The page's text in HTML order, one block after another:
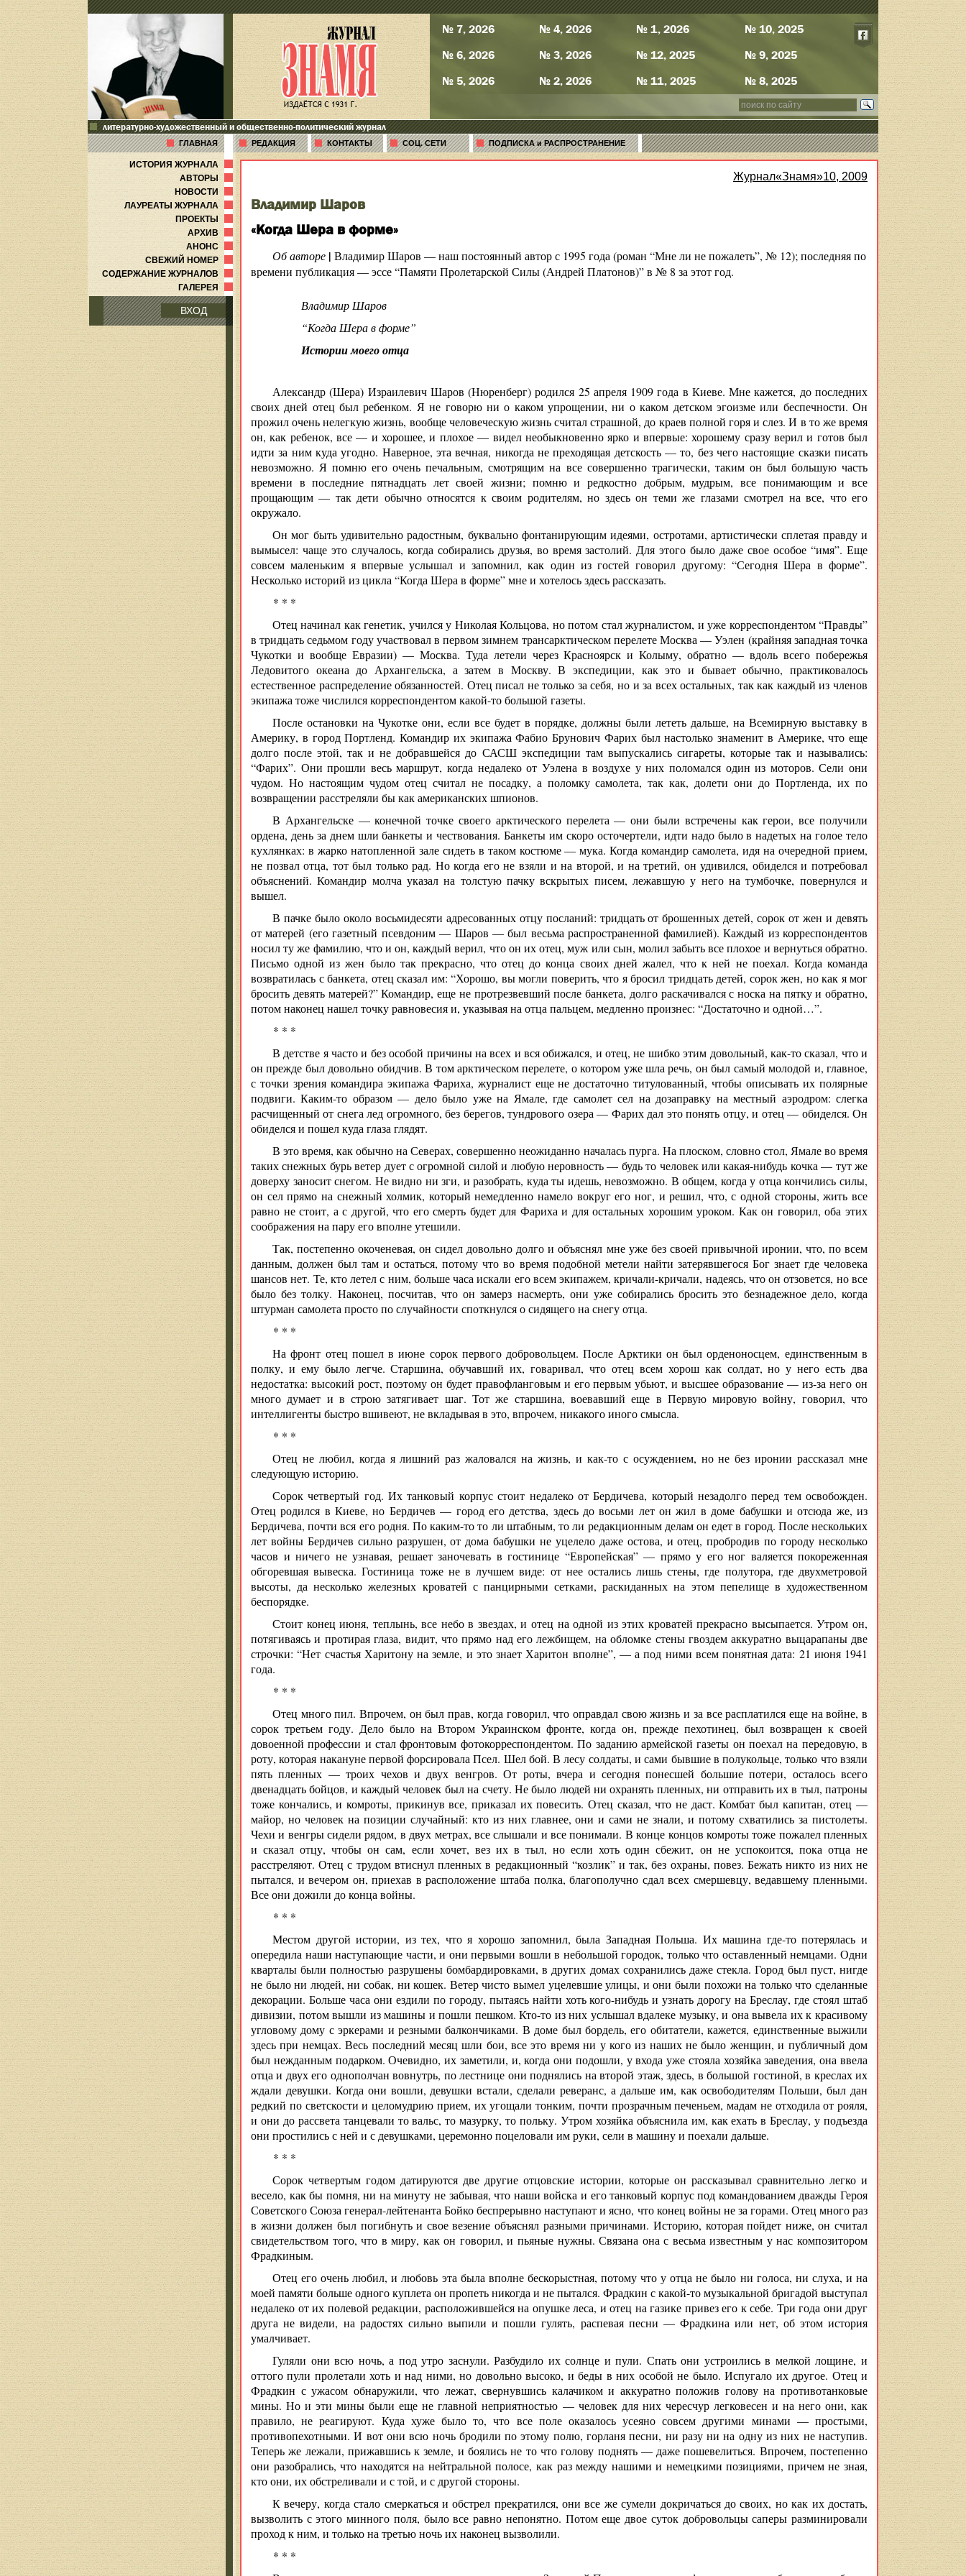
№ 7, 2026
№ 6, 2026
№ 5, 2026
№ 4, 2026
№ 3, 2026
№ 2, 2026
№ 1, 2026
№ 12, 2025
№ 11, 2025
№ 10, 2025
№ 9, 2025
№ 8, 2025
литературно-художественный и общественно-политический журнал
ГЛАВНАЯ РЕДАКЦИЯ КОНТАКТЫ СОЦ. СЕТИ ПОДПИСКА и РАСПРОСТРАНЕНИЕ
ИСТОРИЯ ЖУРНАЛА
АВТОРЫ
НОВОСТИ
ЛАУРЕАТЫ ЖУРНАЛА
ПРОЕКТЫ
АРХИВ
АНОНС
СВЕЖИЙ НОМЕР
СОДЕРЖАНИЕ ЖУРНАЛОВ
ГАЛЕРЕЯ
ВХОД
Журнал«Знамя»10, 2009
Владимир Шаров
«Когда Шера в форме»
Об авторе | Владимир Шаров — наш постоянный автор с 1995 года (роман “Мне ли не пожалеть”, № 12); последняя по
времени публикация — эссе “Памяти Пролетарской Силы (Андрей Платонов)” в № 8 за этот год.
Владимир Шаров
“Когда Шера в форме”
Истории моего отца
Александр (Шера) Израилевич Шаров (Нюренберг) родился 25 апреля 1909 года в Киеве. Мне кажется, до последних
своих дней отец был ребенком. Я не говорю ни о каком упрощении, ни о каком детском эгоизме или беспечности. Он
прожил очень нелегкую жизнь, вообще человеческую жизнь считал страшной, до краев полной горя и слез. И в то же время
он, как ребенок, все — и хорошее, и плохое — видел необыкновенно ярко и впервые: хорошему сразу верил и готов был
идти за ним куда угодно. Наверное, эта вечная, никогда не преходящая детскость — то, без чего настоящие сказки писать
невозможно. Я помню его очень печальным, смотрящим на все совершенно трагически, таким он был большую часть
времени в последние пятнадцать лет своей жизни; помню и редкостно добрым, мудрым, все понимающим и все
прощающим — так дети обычно относятся к своим родителям, но здесь он теми же глазами смотрел на все, что его
окружало.
Он мог быть удивительно радостным, буквально фонтанирующим идеями, остротами, артистически сплетая правду и
вымысел: чаще это случалось, когда собирались друзья, во время застолий. Для этого было даже свое особое “имя”. Еще
совсем маленьким я впервые услышал и запомнил, как один из гостей говорил другому: “Сегодня Шера в форме”.
Несколько историй из цикла “Когда Шера в форме” мне и хотелось здесь рассказать.
* * *
Отец начинал как генетик, учился у Николая Кольцова, но потом стал журналистом, и уже корреспондентом “Правды”
в тридцать седьмом году участвовал в первом зимнем трансарктическом перелете Москва — Уэлен (крайняя западная точка
Чукотки и вообще Евразии) — Москва. Туда летели через Красноярск и Колыму, обратно — вдоль всего побережья
Ледовитого океана до Архангельска, а затем в Москву. В экспедиции, как это и бывает обычно, практиковалось
естественное распределение обязанностей. Отец писал не только за себя, но и за всех остальных, так как каждый из членов
экипажа тоже числился корреспондентом какой-то большой газеты.
После остановки на Чукотке они, если все будет в порядке, должны были лететь дальше, на Всемирную выставку в
Америку, в город Портленд. Командир их экипажа Фабио Брунович Фарих был настолько знаменит в Америке, что еще
долго после этой, так и не добравшейся до САСШ экспедиции там выпускались сигареты, которые так и назывались:
“Фарих”. Они прошли весь маршрут, когда недалеко от Уэлена в воздухе у них поломался один из моторов. Сели они
чудом. Но настоящим чудом отец считал не посадку, а поломку самолета, так как, долети они до Портленда, их по
возвращении расстреляли бы как американских шпионов.
В Архангельске — конечной точке своего арктического перелета — они были встречены как герои, все получили
ордена, день за днем шли банкеты и чествования. Банкеты им скоро осточертели, идти надо было в надетых на голое тело
кухлянках: в жарко натопленной зале сидеть в таком костюме — мука. Когда командир самолета, идя на очередной прием,
не позвал отца, тот был только рад. Но когда его не взяли и на второй, и на третий, он удивился, обиделся и потребовал
объяснений. Командир молча указал на толстую пачку вскрытых писем, лежавшую у него на тумбочке, повернулся и
вышел.
В пачке было около восьмидесяти адресованных отцу посланий: тридцать от брошенных детей, сорок от жен и девять
от матерей (его газетный псевдоним — Шаров — был весьма распространенной фамилией). Каждый из корреспондентов
носил ту же фамилию, что и он, каждый верил, что он их отец, муж или сын, молил забыть все плохое и вернуться обратно.
Письмо одной из жен было так прекрасно, что отец до конца своих дней жалел, что к ней не поехал. Когда команда
возвратилась с банкета, отец сказал им: “Хорошо, вы могли поверить, что я бросил тридцать детей, сорок жен, но как я мог
бросить девять матерей?” Командир, еще не протрезвевший после банкета, долго раскачивался с носка на пятку и обратно,
потом наконец нашел точку равновесия и, указывая на отца пальцем, медленно произнес: “Достаточно и одной…”.
* * *
В детстве я часто и без особой причины на всех и вся обижался, и отец, не шибко этим довольный, как-то сказал, что и
он прежде был довольно обидчив. В том арктическом перелете, о котором уже шла речь, он был самый молодой и, главное,
с точки зрения командира экипажа Фариха, журналист еще не достаточно титулованный, чтобы описывать их полярные
подвиги. Каким-то образом — дело было уже на Ямале, где самолет сел на дозаправку на местный аэродром: слегка
расчищенный от снега лед огромного, без берегов, тундрового озера — Фарих дал это понять отцу, и отец — обиделся. Он
обиделся и пошел куда глаза глядят.
В это время, как обычно на Северах, совершенно неожиданно началась пурга. На плоском, словно стол, Ямале во время
таких снежных бурь ветер дует с огромной силой и любую неровность — будь то человек или какая-нибудь кочка — тут же
доверху заносит снегом. Не видно ни зги, и разобрать, куда ты идешь, невозможно. В общем, когда у отца кончились силы,
он сел прямо на снежный холмик, который немедленно намело вокруг его ног, и решил, что, с одной стороны, жить все
равно не стоит, а с другой, что его смерть будет для Фариха и для остальных хорошим уроком. Как он говорил, оба этих
соображения на пару его вполне утешили.
Так, постепенно окоченевая, он сидел довольно долго и объяснял мне уже без своей привычной иронии, что, по всем
данным, должен был там и остаться, потому что во время подобной метели найти затерявшегося Бог знает где человека
шансов нет. Те, кто летел с ним, больше часа искали его всем экипажем, кричали-кричали, надеясь, что он отзовется, но все
было без толку. Наконец, посчитав, что он замерз насмерть, они уже собирались бросить это безнадежное дело, когда
штурман самолета просто по случайности споткнулся о сидящего на снегу отца.
* * *
На фронт отец пошел в июне сорок первого добровольцем. После Арктики он был орденоносцем, единственным в
полку, и ему было легче. Старшина, обучавший их, говаривал, что отец всем хорош как солдат, но у него есть два
недостатка: высокий рост, поэтому он будет правофланговым и его первым убьют, и высшее образование — из-за него он
много думает и в строю затягивает шаг. Тот же старшина, воевавший еще в Первую мировую войну, говорил, что
интеллигенты быстро вшивеют, не вкладывая в это, впрочем, никакого иного смысла.
* * *
Отец не любил, когда я лишний раз жаловался на жизнь, и как-то с осуждением, но не без иронии рассказал мне
следующую историю.
Сорок четвертый год. Их танковый корпус стоит недалеко от Бердичева, который незадолго перед тем освобожден.
Отец родился в Киеве, но Бердичев — город его детства, здесь до восьми лет он жил в доме бабушки и отсюда же, из
Бердичева, почти вся его родня. По каким-то то ли штабным, то ли редакционным делам он едет в город. После нескольких
лет войны Бердичев сильно разрушен, от дома бабушки не уцелело даже остова, и отец, пробродив по городу несколько
часов и ничего не узнавая, решает заночевать в гостинице “Европейская” — прямо у его ног валяется покореженная
обгоревшая вывеска. Гостиница тоже не в лучшем виде: от нее остались лишь стены, где полутора, где двухметровой
высоты, да несколько железных кроватей с панцирными сетками, раскиданных на этом пепелище в художественном
беспорядке.
Стоит конец июня, теплынь, все небо в звездах, и отец на одной из этих кроватей прекрасно высыпается. Утром он,
потягиваясь и протирая глаза, видит, что прямо над его лежбищем, на обломке стены гвоздем аккуратно выцарапаны две
строчки: “Нет счастья Харитону на земле, и это знает Харитон вполне”, — а под ними всем понятная дата: 21 июня 1941
года.
* * *
Отец много пил. Впрочем, он был прав, когда говорил, что оправдал свою жизнь и за все расплатился еще на войне, в
сорок третьем году. Дело было на Втором Украинском фронте, когда он, прежде пехотинец, был возвращен к своей
довоенной профессии и стал фронтовым фотокорреспондентом. По заданию армейской газеты он поехал на передовую, в
роту, которая накануне первой форсировала Псел. Шел бой. В лесу солдаты, и сами бывшие в полукольце, только что взяли
пять пленных — троих чехов и двух венгров. От роты, вчера и сегодня понесшей большие потери, осталось всего
двенадцать бойцов, и каждый человек был на счету. Не было людей ни охранять пленных, ни отправить их в тыл, патроны
тоже кончались, и комроты, прикинув все, приказал их повесить. Отец сказал, что не даст. Комбат был капитан, отец —
майор, но человек на позиции случайный: кто из них главнее, они и сами не знали, и потому схватились за пистолеты.
Чехи и венгры сидели рядом, в двух метрах, все слышали и все понимали. В конце концов комроты тоже пожалел пленных
и сказал отцу, чтобы он сам, если хочет, вез их в тыл, но если хоть один сбежит, он не успокоится, пока отца не
расстреляют. Отец с трудом втиснул пленных в редакционный “козлик” и так, без охраны, повез. Бежать никто из них не
пытался, и вечером он, приехав в расположение штаба полка, благополучно сдал всех смершевцу, ведавшему пленными.
Все они дожили до конца войны.
* * *
Местом другой истории, из тех, что я хорошо запомнил, была Западная Польша. Их машина где-то потерялась и
опередила наши наступающие части, и они первыми вошли в небольшой городок, только что оставленный немцами. Одни
кварталы были полностью разрушены бомбардировками, в других домах сохранились даже стекла. Город был пуст, нигде
не было ни людей, ни собак, ни кошек. Ветер чисто вымел уцелевшие улицы, и они были похожи на только что сделанные
декорации. Больше часа они ездили по городу, пытаясь найти хоть кого-нибудь и узнать дорогу на Бреслау, где стоял штаб
дивизии, потом вышли из машины и пошли пешком. Кто-то из них услышал вдалеке музыку, и она вывела их к красивому
угловому дому с эркерами и резными балкончиками. В доме был бордель, его обитатели, кажется, единственные выжили
здесь при немцах. Весь последний месяц шли бои, все это время ни у кого из наших не было женщин, и публичный дом
был нежданным подарком. Очевидно, их заметили, и, когда они подошли, у входа уже стояла хозяйка заведения, она ввела
отца и двух его однополчан вовнутрь, по лестнице они поднялись на второй этаж, здесь, в большой гостиной, в креслах их
ждали девушки. Когда они вошли, девушки встали, сделали реверанс, а дальше им, как освободителям Польши, был дан
редкий по светскости и целомудрию прием, их угощали тонким, почти прозрачным печеньем, мадам не отходила от рояля,
и они до рассвета танцевали то вальс, то мазурку, то польку. Утром хозяйка объяснила им, как ехать в Бреслау, у подъезда
они простились с ней и с девушками, церемонно поцеловали им руки, сели в машину и поехали дальше.
* * *
Сорок четвертым годом датируются две другие отцовские истории, которые он рассказывал сравнительно легко и
весело, как бы помня, ни на минуту не забывая, что наши войска и его танковый корпус под командованием дважды Героя
Советского Союза генерал-лейтенанта Бойко беспрерывно наступают и ясно, что конец войны не за горами. Отец много раз
в жизни должен был погибнуть и свое везение объяснял разными причинами. Историю, которая пойдет ниже, он считал
свидетельством того, что в миру, как он говорил, и пьяные нужны. Связана она с весьма известным у нас композитором
Фрадкиным.
Отец его очень любил, и любовь эта была вполне бескорыстная, потому что у отца не было ни голоса, ни слуха, и на
моей памяти больше одного куплета он пропеть никогда и не пытался. Фрадкин с какой-то музыкальной бригадой выступал
недалеко от их полевой редакции, расположившейся на опушке леса, и отец на газике привез его к себе. Три года они друг
друга не видели, на радостях сильно выпили и пошли гулять, распевая песни — Фрадкина или нет, об этом история
умалчивает.
Гуляли они всю ночь, а под утро заснули. Разбудило их солнце и пули. Спать они устроились в мелкой лощине, и
оттого пули пролетали хоть и над ними, но довольно высоко, и беды в них особой не было. Испугало их другое. Отец и
Фрадкин с ужасом обнаружили, что лежат, свернувшись калачиком и аккуратно положив голову на противотанковые
мины. Но и эти мины были еще не главной неприятностью — человек для них чересчур легковесен и на него они, как
правило, не реагируют. Куда хуже было то, что все поле оказалось усеяно совсем другими минами — простыми,
противопехотными. И вот они всю ночь бродили по этому полю, горланя песни, ни разу ни на одну из них не наступив.
Теперь же лежали, прижавшись к земле, и боялись не то что голову поднять — даже пошевелиться. Впрочем, постепенно
они разобрались, что находятся на нейтральной полосе, как раз между нашими и немецкими позициями, причем не зная,
кто они, их обстреливали и с той, и с другой стороны.
К вечеру, когда стало смеркаться и обстрел прекратился, они все же сумели докричаться до своих, но как их достать,
вызволить с этого минного поля, было все равно непонятно. Потом еще двое суток добровольцы саперы разминировали
проход к ним, и только на третью ночь их наконец вызволили.
* * *